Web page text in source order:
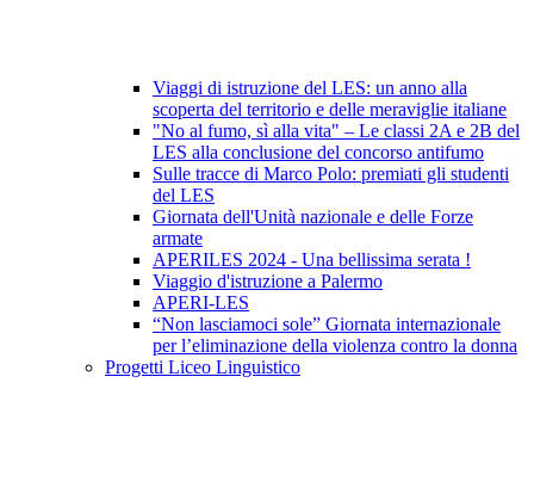
Viaggi di istruzione del LES: un anno alla
scoperta del territorio e delle meraviglie italiane
"No al fumo, sì alla vita" – Le classi 2A e 2B del
LES alla conclusione del concorso antifumo
Sulle tracce di Marco Polo: premiati gli studenti
del LES
Giornata dell'Unità nazionale e delle Forze
armate
APERILES 2024 - Una bellissima serata !
Viaggio d'istruzione a Palermo
APERI-LES
“Non lasciamoci sole” Giornata internazionale
per l’eliminazione della violenza contro la donna
Progetti Liceo Linguistico